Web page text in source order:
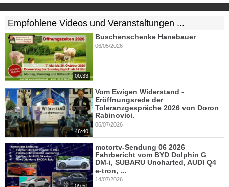
Empfohlene Videos und Veranstaltungen ...
00:33
Buschenschenke Hanebauer
06/05/2026
46:40
Vom Ewigen Widerstand -
Eröffnungsrede der
Toleranzgespräche 2026 von Doron
Rabinovici.
06/07/2026
motortv-Sendung 06 2026
Fahrbericht vom BYD Dolphin G
DM-i, SUBARU Uncharted, AUDI Q4
e-tron, ...
14/07/2026